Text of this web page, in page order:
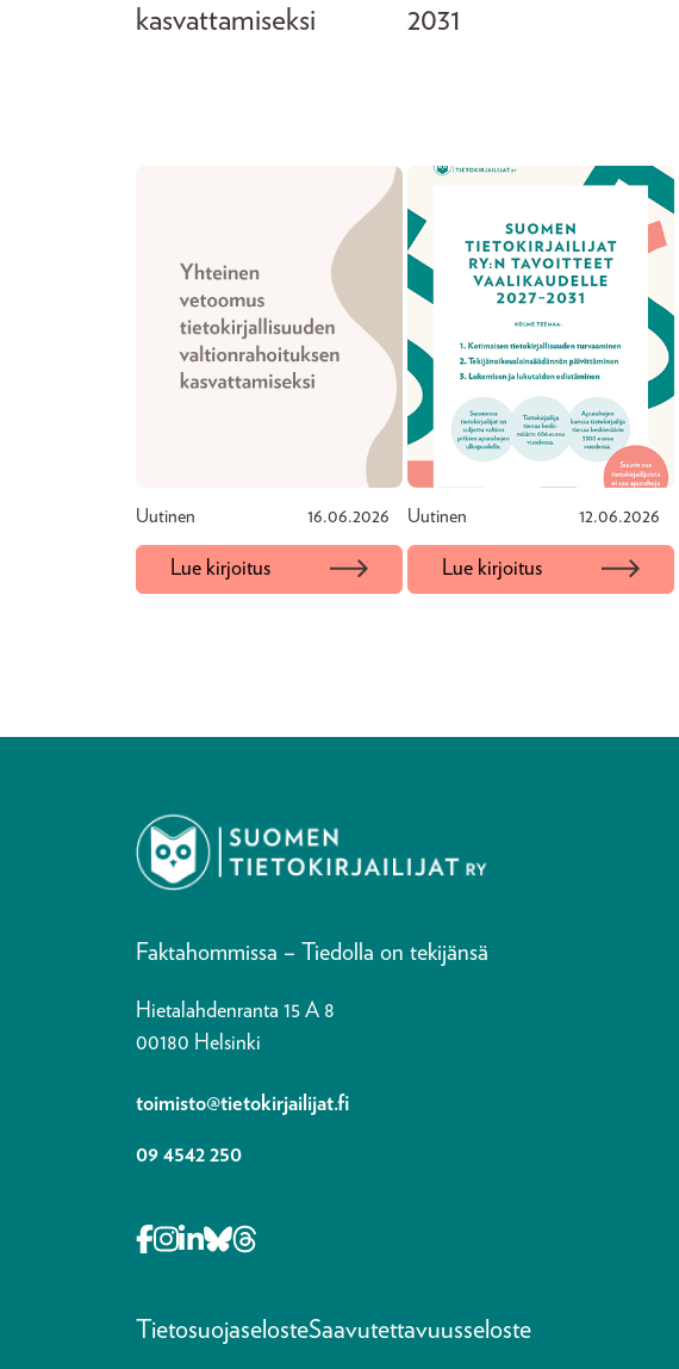
kasvattamiseksi
Uutinen 16.06.2026
Lue kirjoitus
2031
Uutinen 12.06.2026
Lue kirjoitus
Faktahommissa – Tiedolla on tekijänsä
Hietalahdenranta 15 A 8
00180 Helsinki
toimisto@tietokirjailijat.fi
09 4542 250
Opens in a new tab Facebook-f
Opens in a new tab Instagram
Opens in a new tab Linkedin-in
Opens in a new tab Bluesky
TietosuojaselosteSaavutettavuusseloste